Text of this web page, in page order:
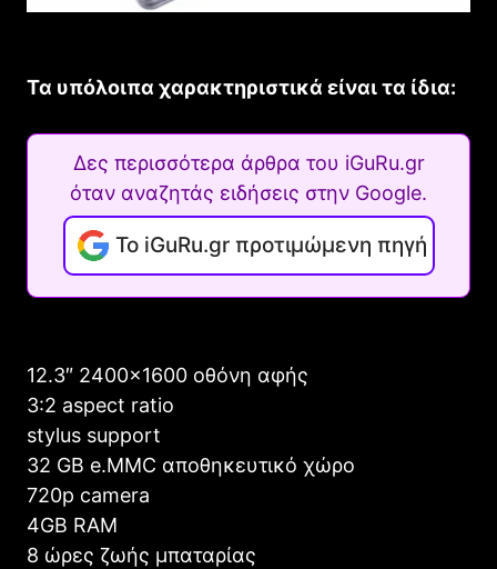
Τα υπόλοιπα χαρακτηριστικά είναι τα ίδια:
Δες περισσότερα άρθρα του iGuRu.gr
όταν αναζητάς ειδήσεις στην Google.
Το iGuRu.gr προτιμώμενη πηγή
12.3″ 2400×1600 οθόνη αφής
3:2 aspect ratio
stylus support
32 GB e.MMC αποθηκευτικό χώρο
720p camera
4GB RAM
8 ώρες ζωής μπαταρίας